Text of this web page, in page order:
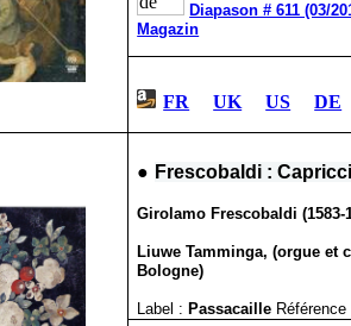
Diapason # 611 (03/
Magazin
FR UK US DE
● Frescobaldi :
Girolamo Frescobaldi (1583-
Liuwe Tamminga, (orgue et
Bologne)
Label : Passacaille Référence